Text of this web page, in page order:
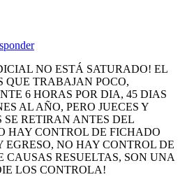
NO ESTÁ SATURADO! EL
QUE TRABAJAN POCO,
6 HORAS POR DIA, 45 DIAS
AL AÑO, PERO JUECES Y
SE RETIRAN ANTES DEL
HAY CONTROL DE FICHADO
EGRESO, NO HAY CONTROL DE
CAUSAS RESUELTAS, SON UNA
LOS CONTROLA!